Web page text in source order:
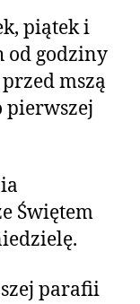
piątek i
od godziny
mszą
pierwszej
Świętem
parafii